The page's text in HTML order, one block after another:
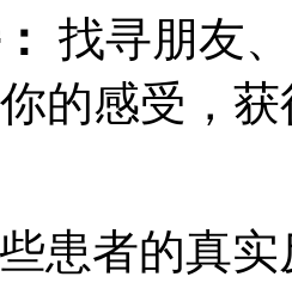
找寻朋友
的感受，
患者的真